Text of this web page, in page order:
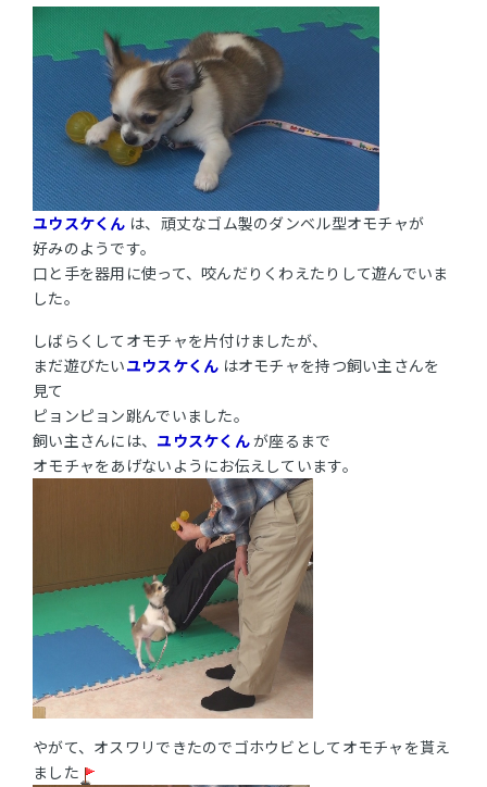
ユウスケくん は、頑丈なゴム製のダンベル型オモチャが
好みのようです。
口と手を器用に使って、咬んだりくわえたりして遊んでいま
した。
しばらくしてオモチャを片付けましたが、
まだ遊びたいユウスケくん はオモチャを持つ飼い主さんを
見て
ピョンピョン跳んでいました。
飼い主さんには、 ユウスケくんが座るまで
オモチャをあげないようにお伝えしています。
やがて、オスワリできたのでゴホウビとしてオモチャを貰え
ました